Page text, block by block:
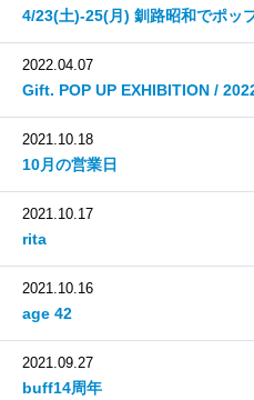
4/23(土)-25(月) 釧路昭和でポッ
2022.04.07
Gift. POP UP EXHIBITION /
2021.10.18
10月の営業日
2021.10.17
rita
2021.10.16
age 42
2021.09.27
buff14周年